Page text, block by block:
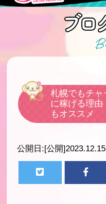
札幌でもチャ
に稼げる理由
もオススメ
公開日:[公開]2023.12.15